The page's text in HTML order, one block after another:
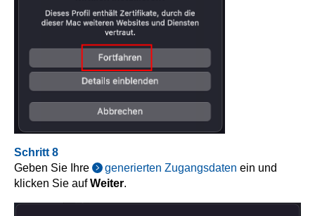
Schritt 8
Geben Sie Ihre
generierten Zugangsdaten ein und
klicken Sie aufWeiter.